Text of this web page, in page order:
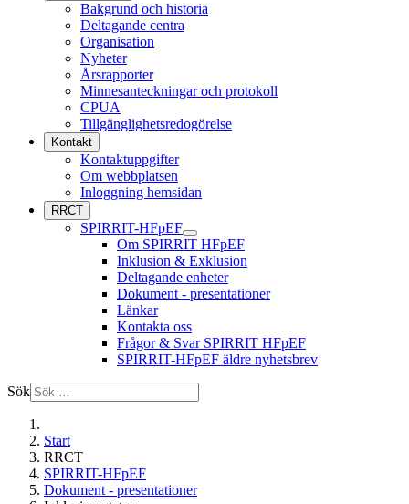
Bakgrund och historia
Deltagande centra
Organisation
Nyheter
Årsrapporter
Minnesanteckningar och protokoll
CPUA
Tillgänglighetsredogörelse
Kontakt
Kontaktuppgifter
Om webbplatsen
Inloggning hemsidan
RRCT
SPIRRIT-HFpEF
Om SPIRRIT HFpEF
Inklusion & Exklusion
Deltagande enheter
Dokument - presentationer
Länkar
Kontakta oss
Frågor & Svar SPIRRIT HFpEF
SPIRRIT-HFpEF äldre nyhetsbrev
Sök
Start
RRCT
SPIRRIT-HFpEF
Dokument - presentationer